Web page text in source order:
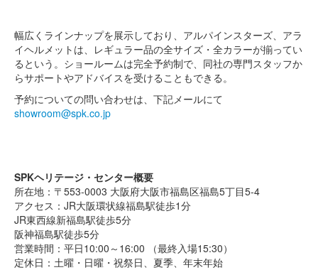
幅広くラインナップを展示しており、アルパインスターズ、アラ
イヘルメットは、レギュラー品の全サイズ・全カラーが揃ってい
るという。ショールームは完全予約制で、同社の専門スタッフか
らサポートやアドバイスを受けることもできる。
予約についての問い合わせは、下記メールにて
showroom@spk.co.jp
SPKヘリテージ・センター概要
所在地：〒553-0003 大阪府大阪市福島区福島5丁目5-4
アクセス：JR大阪環状線福島駅徒歩1分
JR東西線新福島駅徒歩5分
阪神福島駅徒歩5分
営業時間：平日10:00～16:00 （最終入場15:30）
定休日：土曜・日曜・祝祭日、夏季、年末年始